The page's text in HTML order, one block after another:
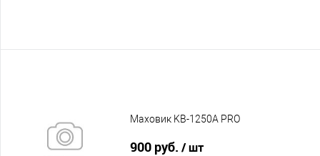
Маховик KB-1250A PRO
900 руб. / шт